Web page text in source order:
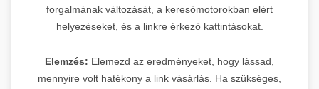
forgalmának változását, a keresőmotorokban elért
helyezéseket, és a linkre érkező kattintásokat.
Elemzés: Elemezd az eredményeket, hogy lássad,
mennyire volt hatékony a link vásárlás. Ha szükséges,